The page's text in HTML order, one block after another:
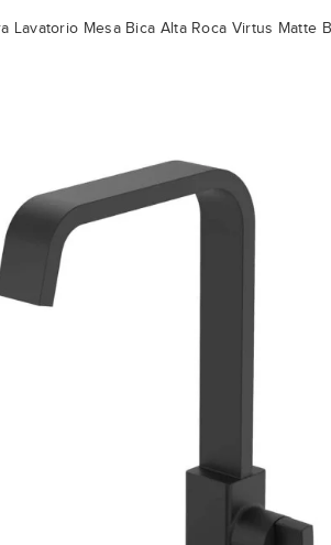
Lavatorio Mesa Bica Alta Roca Virtus Matte